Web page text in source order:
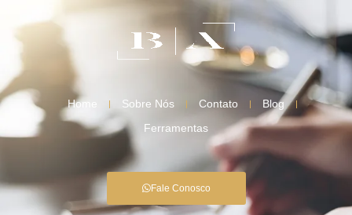
Home Sobre Nós Contato
Blog
Ferramentas
Fale Conosco